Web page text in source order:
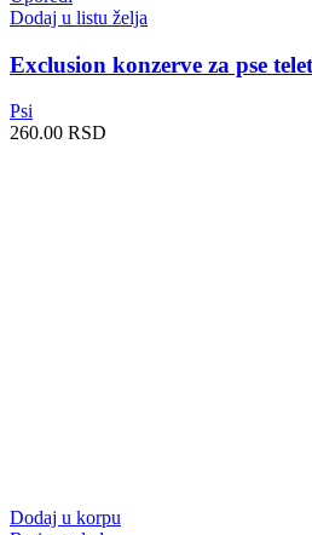
Dodaj u listu želja
Exclusion konzerve za pse
Psi
260.00 RSD
Dodaj u korpu